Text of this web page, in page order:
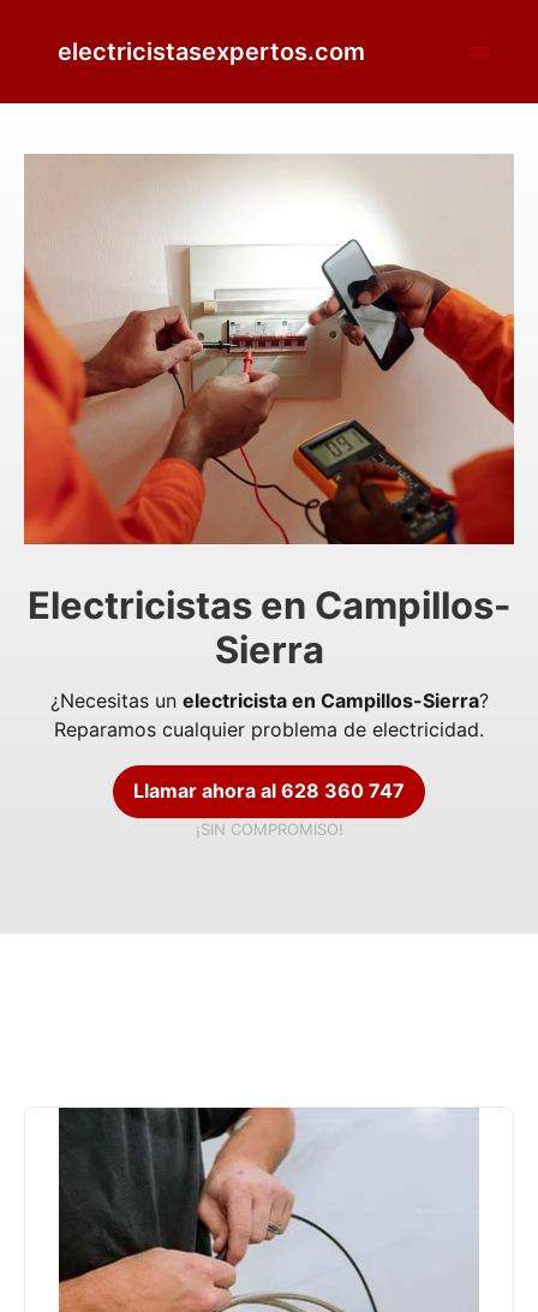
electricistasexpertos.com
Electricistas en Campillos-
Sierra
¿Necesitas un electricista en Campillos-Sierra?
Reparamos cualquier problema de electricidad.
Llamar ahora al 628 360 747
¡SIN COMPROMISO!